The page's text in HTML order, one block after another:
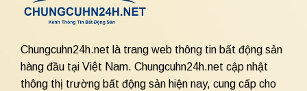
Chungcuhn24h.net là trang web thông tin bất động sản
hàng đầu tại Việt Nam. Chungcuhn24h.net cập nhật
thông thị trường bất động sản hiện nay, cung cấp cho